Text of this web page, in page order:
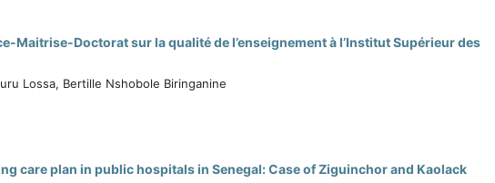
Maitrise-Doctorat sur la qualité de l’enseignement à l’Institut Supérieur des
Lossa, Bertille Nshobole Biringanine
care plan in public hospitals in Senegal: Case of Ziguinchor and Kaolack